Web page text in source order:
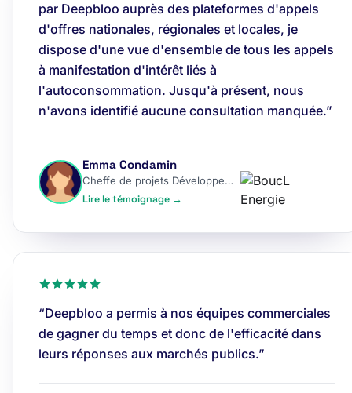
par Deepbloo auprès des plateformes d'appels
d'offres nationales, régionales et locales, je
dispose d'une vue d'ensemble de tous les appels
à manifestation d'intérêt liés à
l'autoconsommation. Jusqu'à présent, nous
n'avons identifié aucune consultation manquée.”
Emma Condamin
Cheffe de projets Développement
Lire le témoignage →
“Deepbloo a permis à nos équipes commerciales
de gagner du temps et donc de l'efficacité dans
leurs réponses aux marchés publics.”